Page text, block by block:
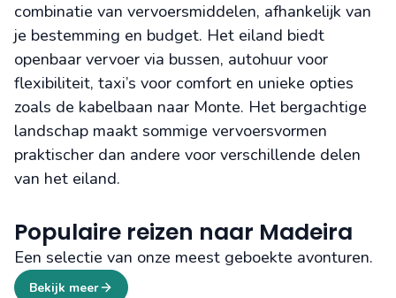
combinatie van vervoersmiddelen, afhankelijk van
je bestemming en budget. Het eiland biedt
openbaar vervoer via bussen, autohuur voor
flexibiliteit, taxi’s voor comfort en unieke opties
zoals de kabelbaan naar Monte. Het bergachtige
landschap maakt sommige vervoersvormen
praktischer dan andere voor verschillende delen
van het eiland.
Populaire reizen naar Madeira
Een selectie van onze meest geboekte avonturen.
Bekijk meer